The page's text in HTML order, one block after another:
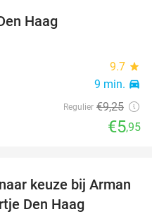
Haag
9.7 star
9 min. directions_car
Regulier €9,25
€5,95
30%
keuze bij Arman
Den Haag